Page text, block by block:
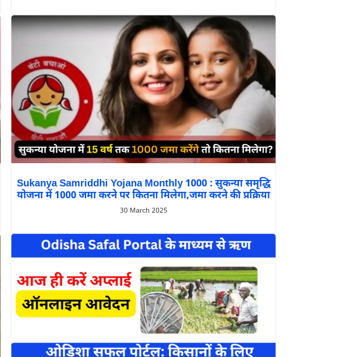
Sukanya Samriddhi Yojana Monthly 1000 : सुकन्या समृद्धि
योजना में 1000 जमा करने पर कितना मिलेगा,जमा करने की प्रक्रिया
30 March 2025